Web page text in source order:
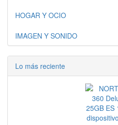
HOGAR Y OCIO
IMAGEN Y SONIDO
Lo más reciente